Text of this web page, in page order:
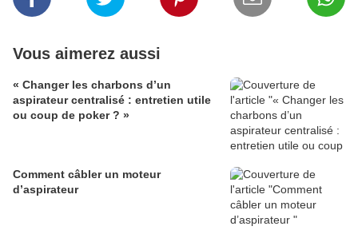
Vous aimerez aussi
« Changer les charbons d’un
aspirateur centralisé : entretien utile
ou coup de poker ? »
Comment câbler un moteur
d’aspirateur